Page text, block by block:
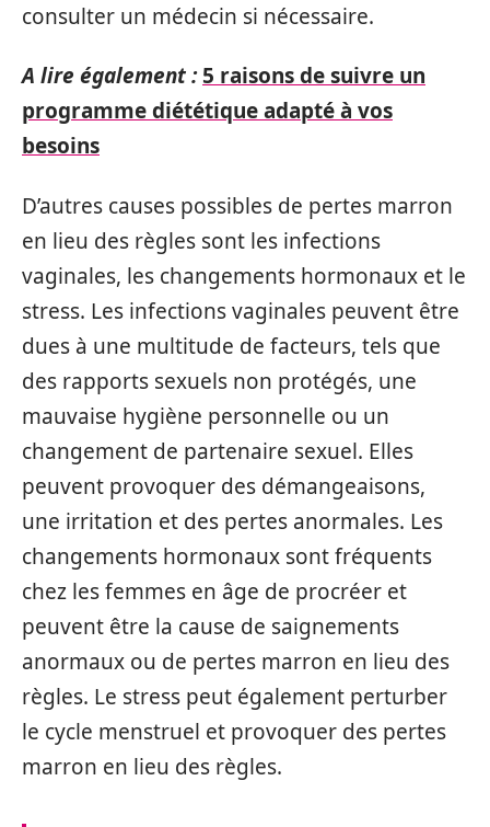
consulter un médecin si nécessaire.
A lire également : 5 raisons de suivre un
programme diététique adapté à vos
besoins
D’autres causes possibles de pertes marron
en lieu des règles sont les infections
vaginales, les changements hormonaux et le
stress. Les infections vaginales peuvent être
dues à une multitude de facteurs, tels que
des rapports sexuels non protégés, une
mauvaise hygiène personnelle ou un
changement de partenaire sexuel. Elles
peuvent provoquer des démangeaisons,
une irritation et des pertes anormales. Les
changements hormonaux sont fréquents
chez les femmes en âge de procréer et
peuvent être la cause de saignements
anormaux ou de pertes marron en lieu des
règles. Le stress peut également perturber
le cycle menstruel et provoquer des pertes
marron en lieu des règles.